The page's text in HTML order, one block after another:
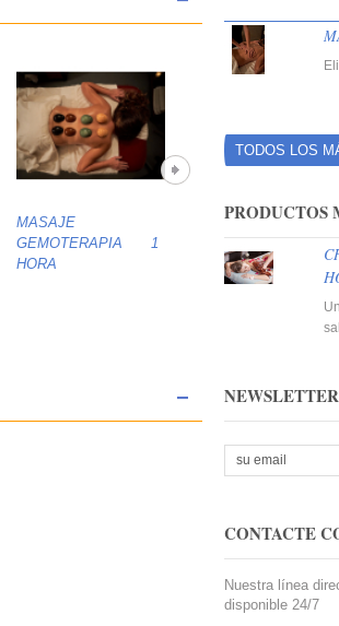
MASAJE
GEMOTERAPIA 1
HORA
MASAJE CAÑAS DE
BAMBÚ CHINAS 45
TODOS LOS
PRODUCTOS
NEWSLETTER
CONTACTE
Nuestra línea
disponible 24/7